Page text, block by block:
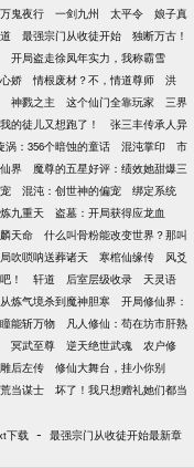
鬼夜行 一剑九州 太平令
娘子真
最强宗门从收徒开始
独断万古！
开局盗走徐凤年实力，我称霸雪
娇 情根废材？不，情道尊师
洪
神戮之主 这个仙门全靠玩家
三界
的徒儿又想跑了！
张三丰传承人异
涡：356个暗蚀的童话 混沌掌印
市
界
魔尊的五星好评：绩效她甜爆三
混沌：创世神的偏宠
绑定系统
九重天
盗墓：开局获得应龙血
天命
什么叫骨粉能改变世界？那叫
吹唢呐送葬诸天 寒棺仙缘传
风爻
！ 轩道 后室层级收录
天灵语
炼气境杀到魔神胆寒
开局修仙界：
能斩万物
凡人修仙：苟在坊市肝熟
冥武至尊 逆天绝世武魂
农户修
后左传
修仙大舞台，挂小你别
当谋士
坏了！我只想赠礼她们都当
下载 - 最强宗门从收徒开始最新章